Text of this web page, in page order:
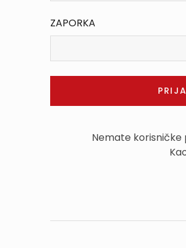
ZAPORKA
Nemate korisničke